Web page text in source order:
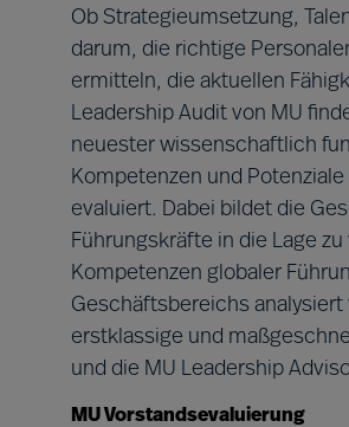
Ob Strategieumsetzung,
darum, die richtige
ermitteln, die aktuellen
Leadership Audit von MU
neuester wissenschaftlich
Kompetenzen und
evaluiert. Dabei bildet die
Führungskräfte in die Lage
Kompetenzen globaler
Geschäftsbereichs
erstklassige und
und die MU Leadership
MU Vorstandsevaluierung